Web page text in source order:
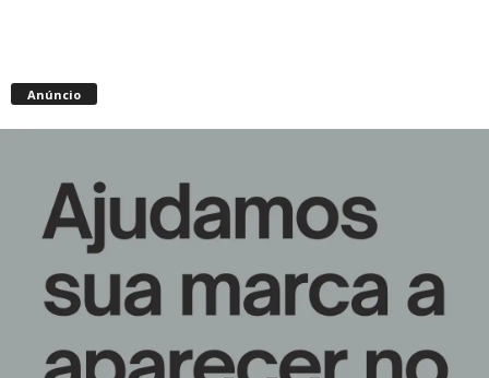
Anúncio